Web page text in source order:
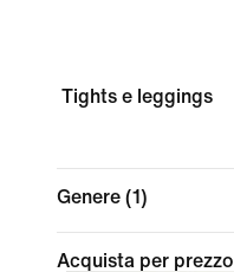
Tights e leggings
Genere (1)
Acquista per prezzo